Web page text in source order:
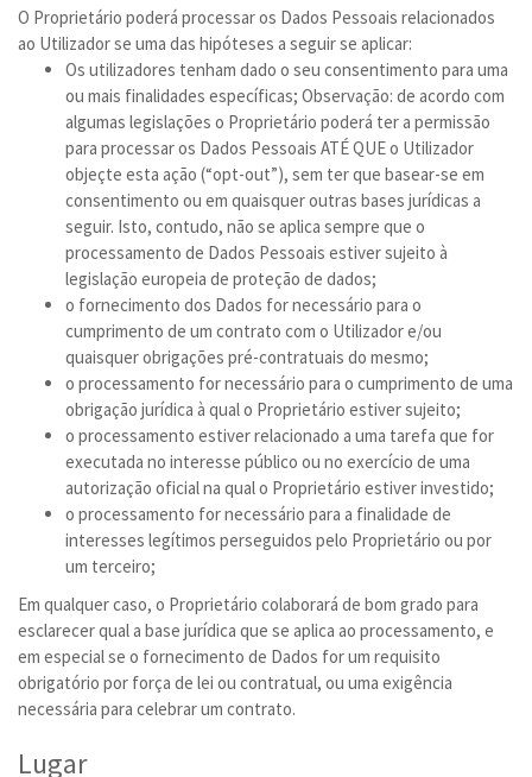
O Proprietário poderá processar os Dados Pessoais relacionados
ao Utilizador se uma das hipóteses a seguir se aplicar:
Os utilizadores tenham dado o seu consentimento para uma
ou mais finalidades específicas; Observação: de acordo com
algumas legislações o Proprietário poderá ter a permissão
para processar os Dados Pessoais ATÉ QUE o Utilizador
objeçte esta ação (“opt-out”), sem ter que basear-se em
consentimento ou em quaisquer outras bases jurídicas a
seguir. Isto, contudo, não se aplica sempre que o
processamento de Dados Pessoais estiver sujeito à
legislação europeia de proteção de dados;
o fornecimento dos Dados for necessário para o
cumprimento de um contrato com o Utilizador e/ou
quaisquer obrigações pré-contratuais do mesmo;
o processamento for necessário para o cumprimento de uma
obrigação jurídica à qual o Proprietário estiver sujeito;
o processamento estiver relacionado a uma tarefa que for
executada no interesse público ou no exercício de uma
autorização oficial na qual o Proprietário estiver investido;
o processamento for necessário para a finalidade de
interesses legítimos perseguidos pelo Proprietário ou por
um terceiro;
Em qualquer caso, o Proprietário colaborará de bom grado para
esclarecer qual a base jurídica que se aplica ao processamento, e
em especial se o fornecimento de Dados for um requisito
obrigatório por força de lei ou contratual, ou uma exigência
necessária para celebrar um contrato.
Lugar